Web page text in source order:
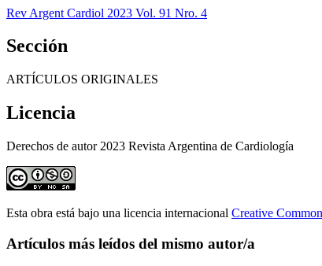
Rev Argent Cardiol 2023 Vol. 91 Nro. 4
Sección
ARTÍCULOS ORIGINALES
Licencia
Derechos de autor 2023 Revista Argentina de Cardiología
Esta obra está bajo una licencia internacional Creative
Artículos más leídos del mismo autor/a